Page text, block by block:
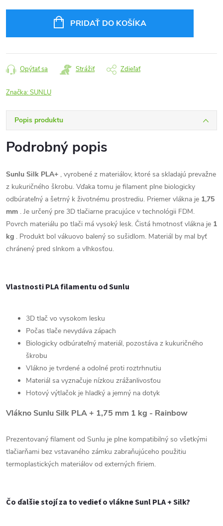
PRIDAŤ DO KOŠÍKA
Opýtať sa Strážiť Zdieľať
Značka:SUNLU
Popis produktu
Podrobný popis
Sunlu Silk PLA+ , vyrobené z materiálov, ktoré sa skladajú prevažne
z kukuričného škrobu. Vďaka tomu je filament plne biologicky
odbúrateľný a šetrný k životnému prostrediu. Priemer vlákna je 1,75
mm . Je určený pre 3D tlačiarne pracujúce v technológii FDM.
Povrch materiálu po tlači má vysoký lesk. Čistá hmotnosť vlákna je 1
kg . Produkt bol vákuovo balený so sušidlom. Materiál by mal byť
chránený pred slnkom a vlhkosťou.
Vlastnosti PLA filamentu od Sunlu
3D tlač vo vysokom lesku
Počas tlače nevydáva zápach
Biologicky odbúrateľný materiál, pozostáva z kukuričného
škrobu
Vlákno je tvrdené a odolné proti roztrhnutiu
Materiál sa vyznačuje nízkou zrážanlivosťou
Hotový výtlačok je hladký a jemný na dotyk
Vlákno Sunlu Silk PLA + 1,75 mm 1 kg - Rainbow
Prezentovaný filament od Sunlu je plne kompatibilný so všetkými
tlačiarňami bez vstavaného zámku zabraňujúceho použitiu
termoplastických materiálov od externých firiem.
Čo ďalšie stojí za to vedieť o vlákne Sunl PLA + Silk?